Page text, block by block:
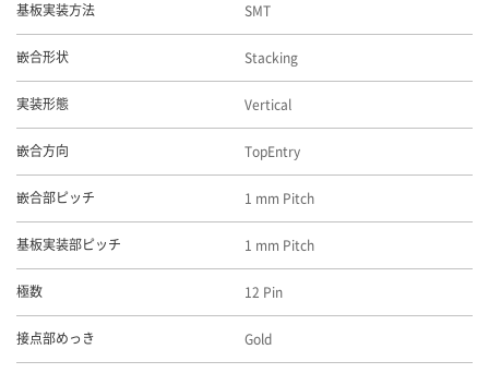
基板実装方法 SMT
嵌合形状 Stacking
実装形態 Vertical
嵌合方向 TopEntry
嵌合部ピッチ 1 mm Pitch
基板実装部ピッチ 1 mm Pitch
極数 12 Pin
接点部めっき Gold